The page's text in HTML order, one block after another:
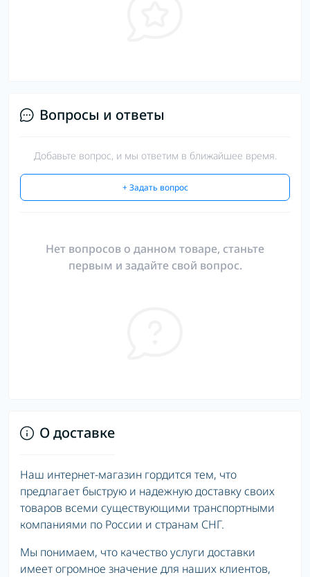
Вопросы и ответы
Добавьте вопрос, и мы ответим в ближайшее время.
+ Задать вопрос
Нет вопросов о данном товаре, станьте
первым и задайте свой вопрос.
О доставке
Наш интернет-магазин гордится тем, что
предлагает быструю и надежную доставку своих
товаров всеми существующими транспортными
компаниями по России и странам СНГ.
Мы понимаем, что качество услуги доставки
имеет огромное значение для наших клиентов,